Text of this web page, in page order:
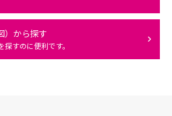
）から探す
探すのに便利です。